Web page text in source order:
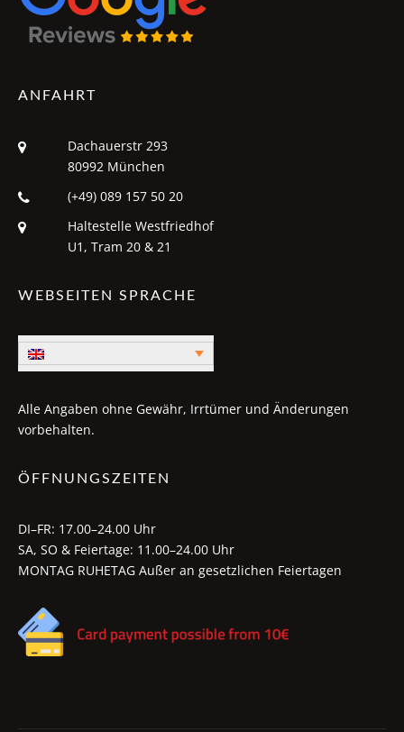
ANFAHRT
Dachauerstr 293
80992 München
(+49) 089 157 50 20
Haltestelle Westfriedhof
U1, Tram 20 & 21
WEBSEITEN SPRACHE
Alle Angaben ohne Gewähr, Irrtümer und Änderungen
vorbehalten.
ÖFFNUNGSZEITEN
DI–FR: 17.00–24.00 Uhr
SA, SO & Feiertage: 11.00–24.00 Uhr
MONTAG RUHETAG Außer an gesetzlichen Feiertagen